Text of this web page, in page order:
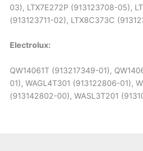
Electrolux:
QW14061T (913217349-01),
01), WAGL4T301 (913122806-01),
(913142802-00), WASL3T201